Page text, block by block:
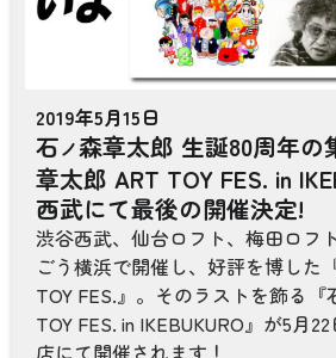
2019年5月15日
石ノ森章太郎 生誕80周年の
章太郎 ART TOY FES. in
西武にて最後の開催決定!
渋谷西武、仙台ロフト、梅田ロフ
ごう横浜で開催し、好評を博した
TOY FES.』。そのラストを飾る
TOY FES. in IKEBUKURO』が5月